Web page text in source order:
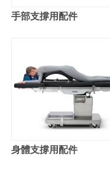
手部支撐用配件
身體支撐用配件